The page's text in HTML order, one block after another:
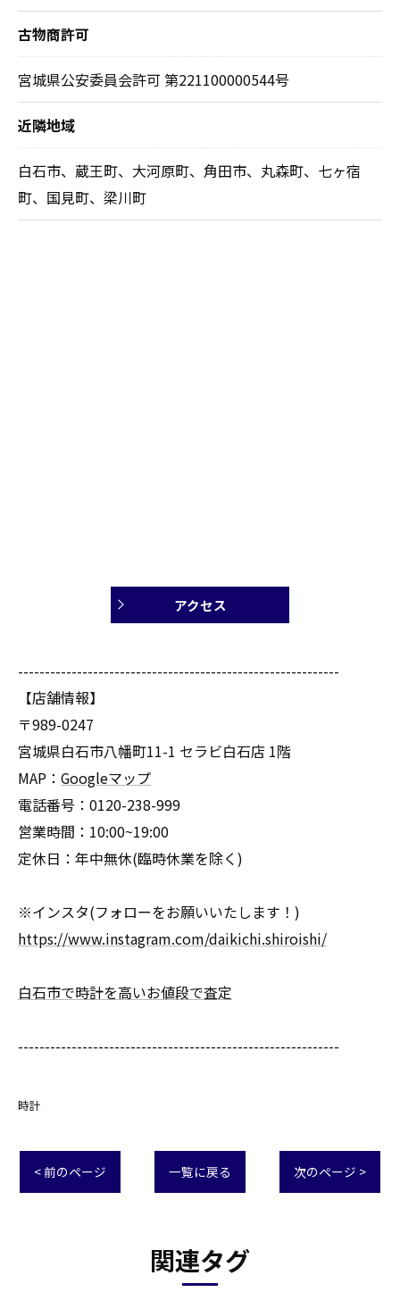
古物商許可
宮城県公安委員会許可 第221100000544号
近隣地域
白石市、蔵王町、大河原町、角田市、丸森町、七ヶ宿
町、国見町、梁川町
アクセス
------------------------------------------------------------
【店舗情報】
〒989-0247
宮城県白石市八幡町11-1 セラビ白石店 1階
MAP： Googleマップ
電話番号：0120-238-999
営業時間：10:00~19:00
定休日：年中無休(臨時休業を除く)
※インスタ(フォローをお願いいたします！)
https://www.instagram.com/daikichi.shiroishi/
白石市で時計を高いお値段で査定
------------------------------------------------------------
時計
< 前のページ 一覧に戻る 次のページ >
関連タグ